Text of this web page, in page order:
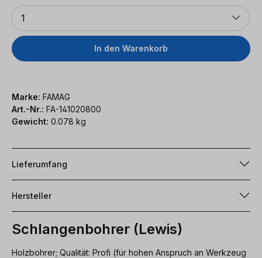
Anzahl
1
In den Warenkorb
Marke: FAMAG
Art.-Nr.: FA-141020800
Gewicht: 0.078 kg
Lieferumfang
Hersteller
Schlangenbohrer (Lewis)
Holzbohrer; Qualität: Profi (für hohen Anspruch an Werkzeug